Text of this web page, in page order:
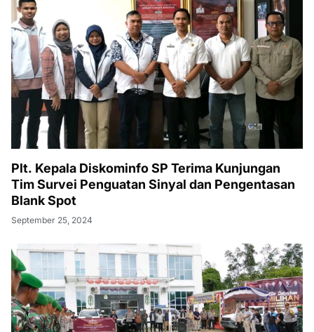
Plt. Kepala Diskominfo SP Terima Kunjungan
Tim Survei Penguatan Sinyal dan Pengentasan
Blank Spot
September 25, 2024